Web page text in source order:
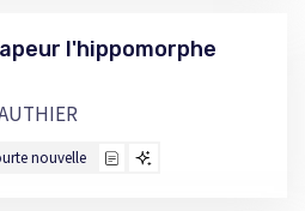
l'hippomorphe
nouvelle